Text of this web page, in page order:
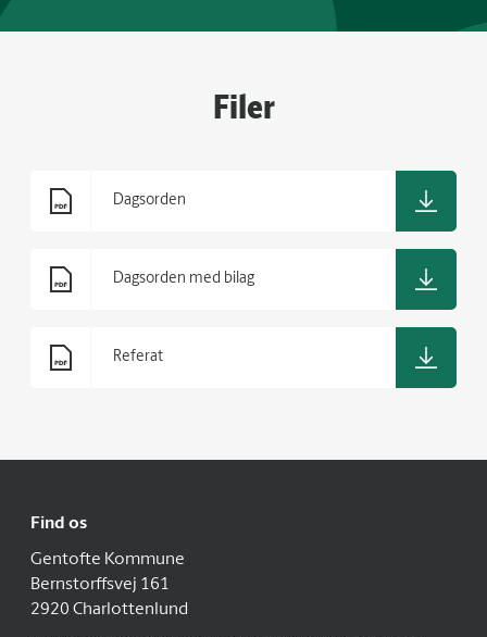
Filer
Dagsorden
Dagsorden med bilag
Referat
Find os
Gentofte Kommune
Bernstorffsvej 161
2920 Charlottenlund